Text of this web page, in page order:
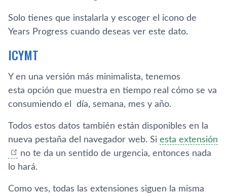
Solo tienes que instalarla y escoger el icono de
Years Progress cuando deseas ver este dato.
ICYMT
Y en una versión más minimalista, tenemos
esta opción que muestra en tiempo real cómo se va
consumiendo el día, semana, mes y año.
Todos estos datos también están disponibles en la
nueva pestaña del navegador web. Si esta extensión
no te da un sentido de urgencia, entonces nada
lo hará.
Como ves, todas las extensiones siguen la misma